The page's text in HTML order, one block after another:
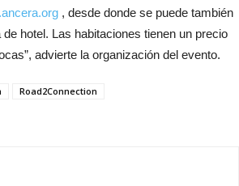
, desde donde se puede también
hotel. Las habitaciones tienen un precio
advierte la organización del evento.
Road2Connection